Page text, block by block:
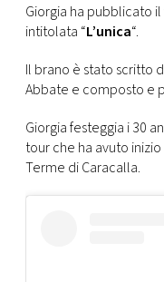
CONCORSI
EVENTI
Giorgia ha pubblicato
intitolata “L’unica“.
Il brano è stato scritto
Abbate e composto e
Giorgia festeggia i 30
tour che ha avuto inizio
Terme di Caracalla.